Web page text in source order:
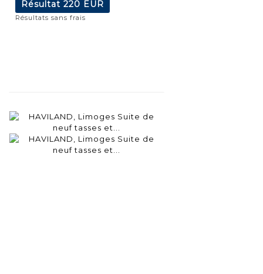
Résultat 220 EUR
Résultats sans frais